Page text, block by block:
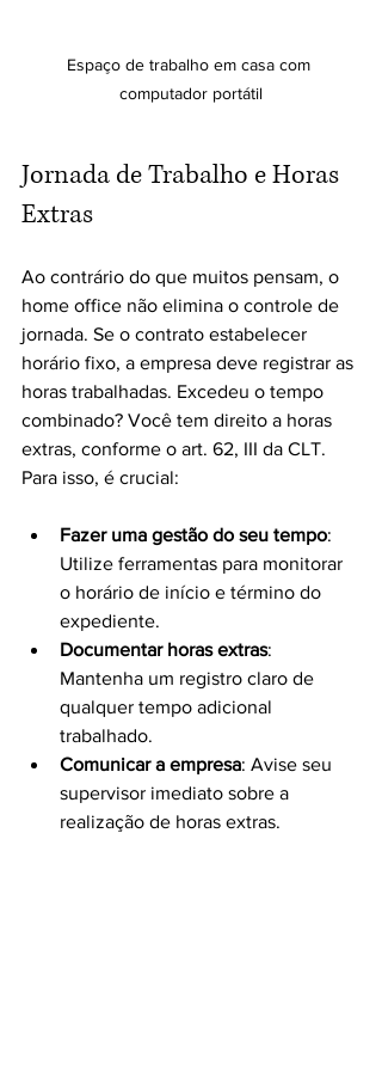
Espaço de trabalho em casa com
computador portátil
Jornada de Trabalho e Horas
Extras
Ao contrário do que muitos pensam, o
home office não elimina o controle de
jornada. Se o contrato estabelecer
horário fixo, a empresa deve registrar as
horas trabalhadas. Excedeu o tempo
combinado? Você tem direito a horas
extras, conforme o art. 62, III da CLT.
Para isso, é crucial:
Fazer uma gestão do seu tempo:
Utilize ferramentas para monitorar
o horário de início e término do
expediente.
Documentar horas extras:
Mantenha um registro claro de
qualquer tempo adicional
trabalhado.
Comunicar a empresa: Avise seu
supervisor imediato sobre a
realização de horas extras.